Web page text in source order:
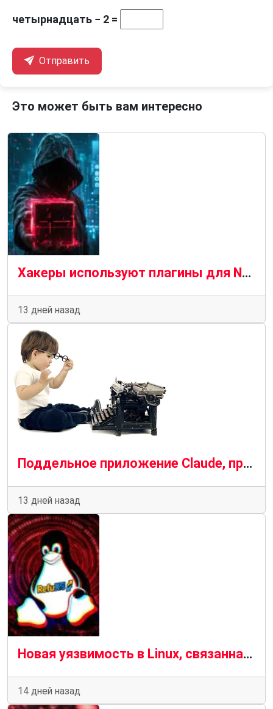
четырнадцать − 2 =
Отправить
Это может быть вам интересно
Хакеры используют плагины для Notepad++ для скрытой установки вредоносного ПО.
13 дней назад
Поддельное приложение Claude, продвигаемое рекламой Bing, распространяет вредоносное ПО SectopRAT.
13 дней назад
Новая уязвимость в Linux, связанная с файловой системой RefluXFS, позволяет злоумышленникам получить права root.
14 дней назад